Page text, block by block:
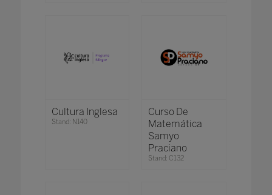
Cultura Inglesa
Stand: N140
Curso De
Matemática
Samyo
Praciano
Stand: C132